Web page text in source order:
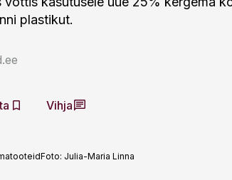
plastikut.
Vihja
Foto: Julia-Maria Linna